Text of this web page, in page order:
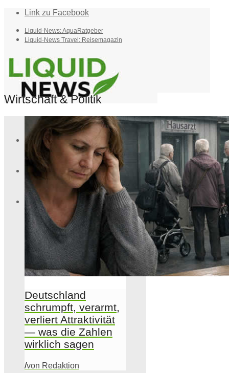
Link zu Facebook
Liquid-News: AquaRatgeber
Liquid-News Travel: Reisemagazin
Home
Suche
Menü Menü
Wirtschaft & Politik
Deutschland
schrumpft, verarmt,
verliert Attraktivität
— was die Zahlen
wirklich sagen
/von Redaktion